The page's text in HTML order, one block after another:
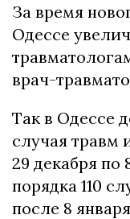
За время
Одессе
врач-
Так в Одессе
случая травм
29 декабря по
порядка 110
после 8